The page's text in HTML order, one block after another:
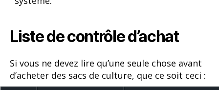
Liste de contrôle d’achat
Si vous ne devez lire qu’une seule chose avant
d’acheter des sacs de culture, que ce soit ceci :